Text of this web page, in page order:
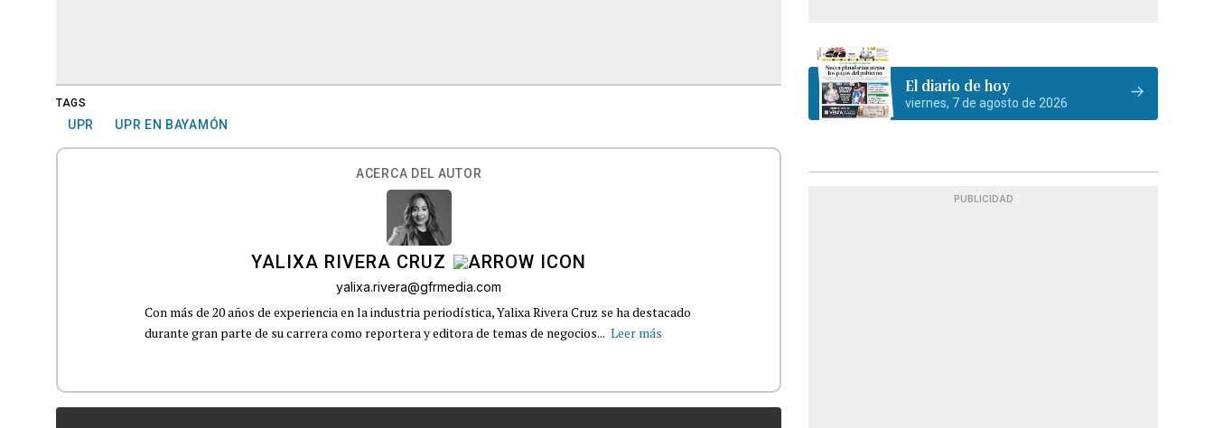
TAGS
UPR UPR EN BAYAMÓN
ACERCA DEL AUTOR
YALIXA RIVERA CRUZ
yalixa.rivera@gfrmedia.com
Con más de 20 años de experiencia en la industria periodística, Yalixa Rivera Cruz se ha destacado
durante gran parte de su carrera como reportera y editora de temas de negocios... Leer más
El diario de hoy
viernes, 7 de agosto de 2026
PUBLICIDAD